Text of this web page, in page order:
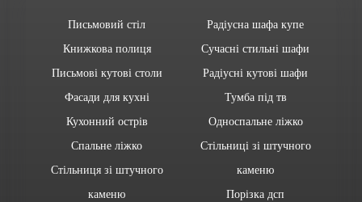
Письмовий стіл
Книжкова полиця
Письмові кутові столи
Фасади для кухні
Кухонний острів
Спальне ліжко
Стільниця зі штучного
каменю
Радіусна шафа купе
Сучасні стильні шафи
Радіусні кутові шафи
Тумба під тв
Односпальне ліжко
Стільниці зі штучного
каменю
Порізка дсп